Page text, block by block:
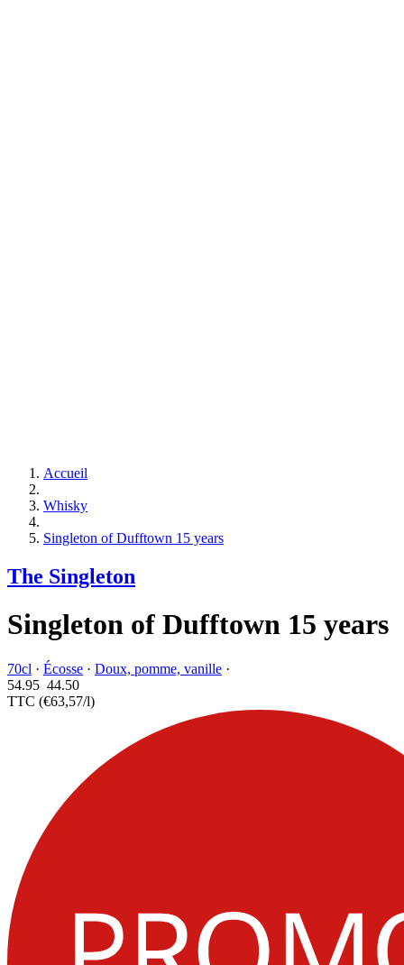
Accueil
Whisky
Singleton of Dufftown 15 years
The Singleton
Singleton of Dufftown 15 years
70cl · Écosse · Doux, pomme, vanille ·
54.95 44.50
TTC (€63,57/l)